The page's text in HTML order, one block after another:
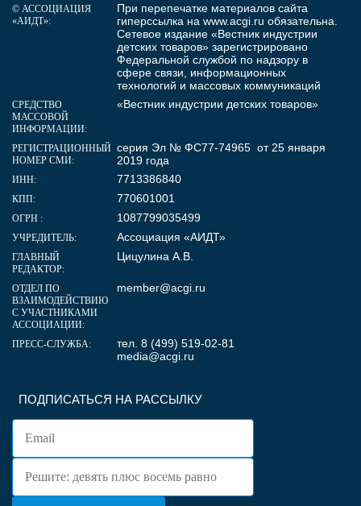
ПОДПИСАТЬСЯ НА РАССЫЛКУ
© АССОЦИАЦИЯ
«АИДТ»:
При перепечатке материалов сайта
гиперссылка на www.acgi.ru обязательна.
Сетевое издание «Вестник индустрии
детских товаров» зарегистрировано
Федеральной службой по надзору в
сфере связи, информационных
технологий и массовых коммуникаций
СРЕДСТВО
МАССОВОЙ
ИНФОРМАЦИИ:
«Вестник индустрии детских товаров»
РЕГИСТРАЦИОННЫЙ
НОМЕР СМИ:
серия Эл № ФС77-74965 от 25 января
2019 года
ИНН: 7713386840
КПП: 770601001
ОГРН : 1087799035499
УЧРЕДИТЕЛЬ: Ассоциация «АИДТ»
ГЛАВНЫЙ
РЕДАКТОР:
Цицулина А.В.
ОТДЕЛ ПО
ВЗАИМОДЕЙСТВИЮ
С УЧАСТНИКАМИ
АССОЦИАЦИИ:
member@acgi.ru
ПРЕСС-СЛУЖБА:
тел. 8 (499) 519-02-81
media@acgi.ru